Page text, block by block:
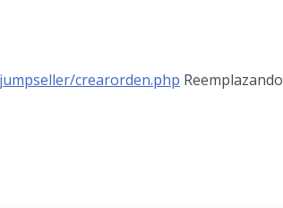
crearorden.php Reemplazando